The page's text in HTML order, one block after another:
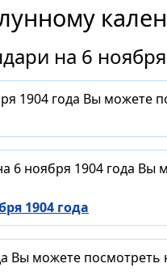
на 6
1904 года Вы можете
6 ноября 1904 года Вы
1904 года
Вы можете посмотреть